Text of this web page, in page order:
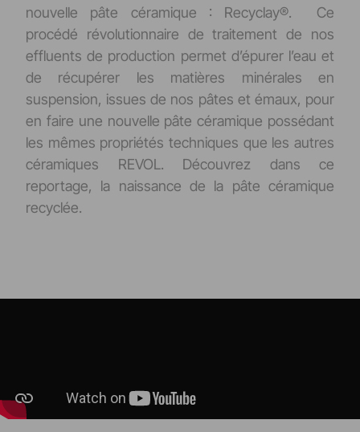
nouvelle pâte céramique : Recyclay®. Ce
procédé révolutionnaire de traitement de nos
effluents de production permet d’épurer l’eau et
de récupérer les matières minérales en
suspension, issues de nos pâtes et émaux, pour
en faire une nouvelle pâte céramique possédant
les mêmes propriétés techniques que les autres
céramiques REVOL. Découvrez dans ce
reportage, la naissance de la pâte céramique
recyclée.